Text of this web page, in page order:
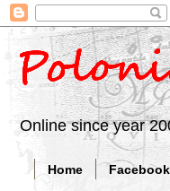
Online since year
Home